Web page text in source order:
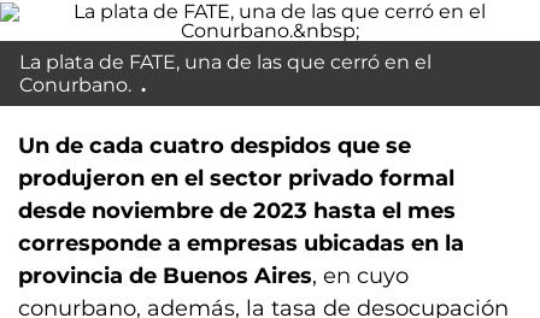
La plata de FATE, una de las que cerró en el
Conurbano.
Un de cada cuatro despidos que se
produjeron en el sector privado formal
desde noviembre de 2023 hasta el mes
corresponde a empresas ubicadas en la
provincia de Buenos Aires, en cuyo
conurbano, además, la tasa de desocupación